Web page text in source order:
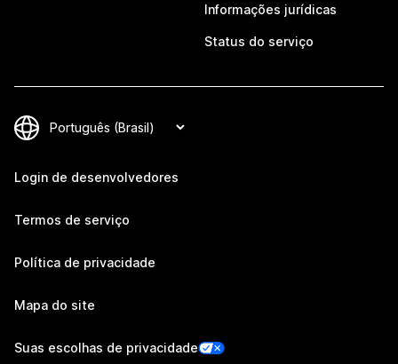
Informações jurídicas
Status do serviço
Login de desenvolvedores
Termos de serviço
Política de privacidade
Mapa do site
Suas escolhas de privacidade